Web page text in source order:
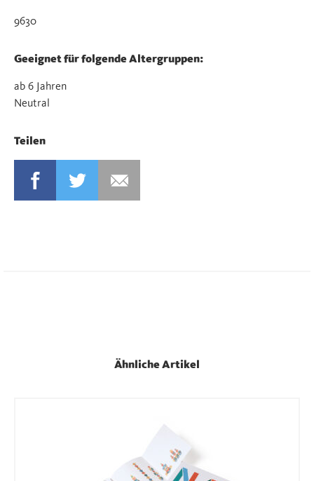
9630
Geeignet für folgende Altergruppen:
ab 6 Jahren
Neutral
Teilen
FACEBOOKTWITTER MAIL
Ähnliche Artikel